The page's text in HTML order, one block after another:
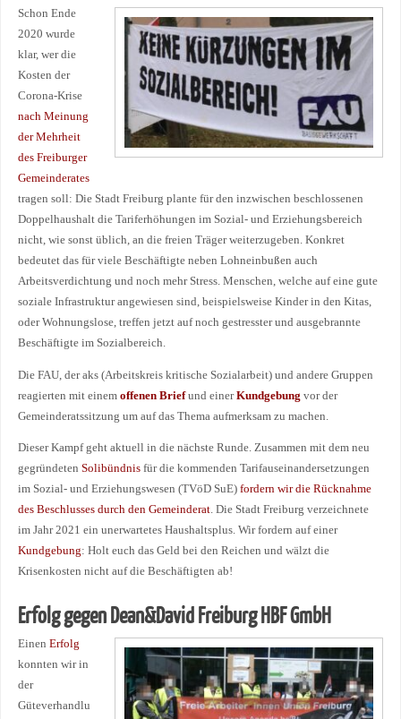
Schon Ende
2020 wurde
klar, wer die
Kosten der
Corona-Krise
nach Meinung
der Mehrheit
des Freiburger
Gemeinderates
tragen soll: Die Stadt Freiburg plante für den inzwischen beschlossenen
Doppelhaushalt die Tariferhöhungen im Sozial- und Erziehungsbereich
nicht, wie sonst üblich, an die freien Träger weiterzugeben. Konkret
bedeutet das für viele Beschäftigte neben Lohneinbußen auch
Arbeitsverdichtung und noch mehr Stress. Menschen, welche auf eine gute
soziale Infrastruktur angewiesen sind, beispielsweise Kinder in den Kitas,
oder Wohnungslose, treffen jetzt auf noch gestresster und ausgebrannte
Beschäftigte im Sozialbereich.
Die FAU, der aks (Arbeitskreis kritische Sozialarbeit) und andere Gruppen
reagierten mit einem offenen Briefund einerKundgebung vor der
Gemeinderatssitzung um auf das Thema aufmerksam zu machen.
Dieser Kampf geht aktuell in die nächste Runde. Zusammen mit dem neu
gegründeten Solibündnisfür die kommenden Tarifauseinandersetzungen
im Sozial- und Erziehungswesen (TVöD SuE) fordern wir die Rücknahme
des Beschlusses durch den Gemeinderat. Die Stadt Freiburg verzeichnete
im Jahr 2021 ein unerwartetes Haushaltsplus. Wir fordern auf einer
Kundgebung: Holt euch das Geld bei den Reichen und wälzt die
Krisenkosten nicht auf die Beschäftigten ab!
Erfolg gegen Dean&David Freiburg HBF GmbH
Einen Erfolg
konnten wir in
der
Güteverhandlu